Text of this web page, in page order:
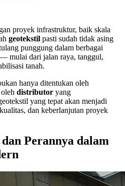
proyek infrastruktur, baik skala
geotekstil pasti sudah tidak asing
punggung dalam berbagai
mulai dari jalan raya, tanggul,
tanah.
hanya ditentukan oleh
distributor yang
yang tepat akan menjadi
dan keberlanjutan proyek
Perannya dalam